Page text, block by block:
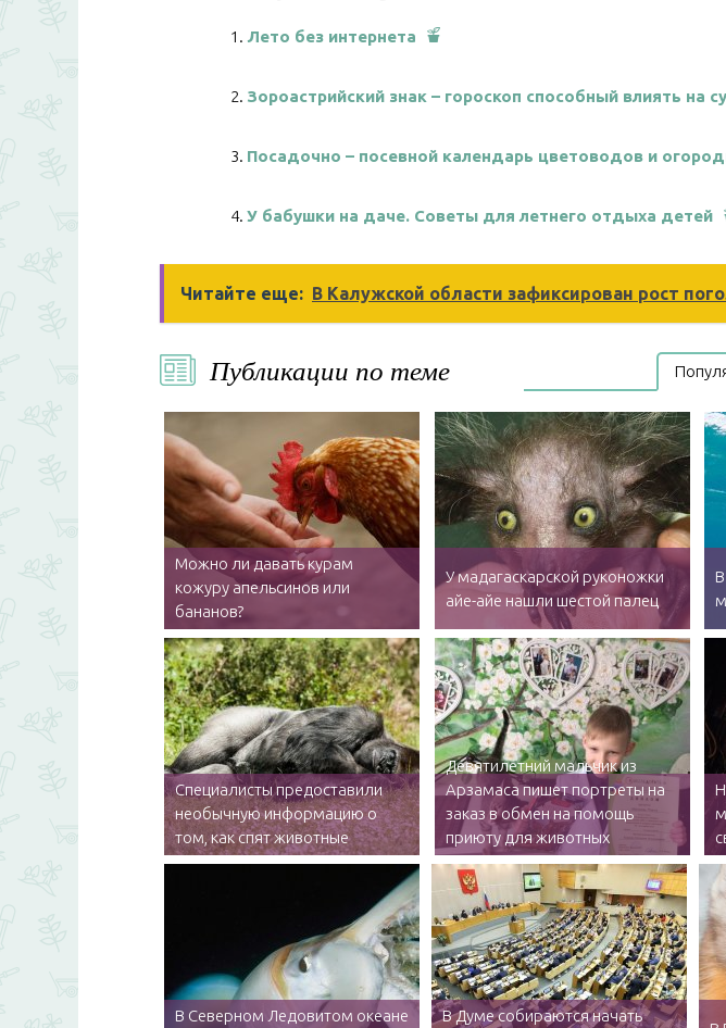
Лето без интернета
Зороастрийский знак – гороскоп способный влиять на
Посадочно – посевной календарь цветоводов и
У бабушки на даче. Советы для летнего отдыха детей
Читайте еще: В Калужской области зафиксирован рост
Публикации по теме
Можно ли давать курам
кожуру апельсинов или
бананов?
У мадагаскарской руконожки
айе-айе нашли шестой палец
Специалисты предоставили
необычную информацию о
том, как спят животные
Девятилетний мальчик из
Арзамаса пишет портреты на
заказ в обмен на помощь
приюту для животных
В Северном Ледовитом океане
В Думе собираются начать